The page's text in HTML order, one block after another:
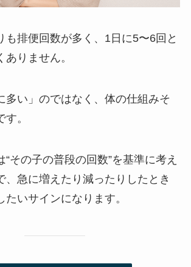
も排便回数が多く、1日に5〜6回と
りません。
多い」のではなく、体の仕組みそ
。
“その子の普段の回数”を基準に考え
、急に増えたり減ったりしたとき
たいサインになります。